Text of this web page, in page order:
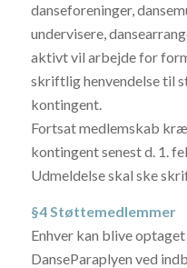
danseforeninger,
undervisere,
aktivt vil arbejde for
skriftlig henvendelse til
kontingent.
Fortsat medlemskab
kontingent senest d. 1.
Udmeldelse skal ske
§4 Støttemedlemmer
Enhver kan blive
DanseParaplyen ved